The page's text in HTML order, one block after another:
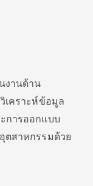
งานด้าน
เคราะห์ข้อมูล
การออกแบบ
ตสาหกรรมด้วย